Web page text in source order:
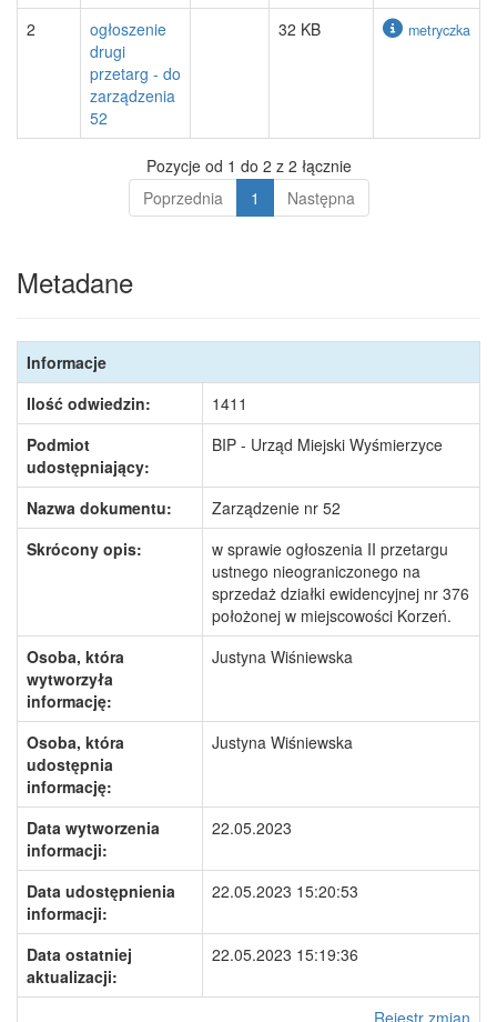
2
ogłoszenie
drugi
przetarg - do
zarządzenia
52
32 KB metryczka
Pozycje od 1 do 2 z 2 łącznie
Poprzednia
1 Następna
Metadane
Informacje
Ilość odwiedzin:
1411
Podmiot
udostępniający:
BIP - Urząd Miejski Wyśmierzyce
Nazwa dokumentu:
Zarządzenie nr 52
Skrócony opis:
w sprawie ogłoszenia II przetargu
ustnego nieograniczonego na
sprzedaż działki ewidencyjnej nr 376
położonej w miejscowości Korzeń.
Osoba, która
wytworzyła
informację:
Justyna Wiśniewska
Osoba, która
udostępnia
informację:
Justyna Wiśniewska
Data wytworzenia
informacji:
22.05.2023
Data udostępnienia
informacji:
22.05.2023 15:20:53
Data ostatniej
aktualizacji:
22.05.2023 15:19:36
Rejestr zmian